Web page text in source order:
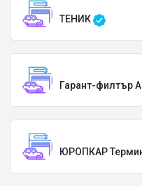
ТЕНИК
Гарант-филтър
ЮРОПКАР